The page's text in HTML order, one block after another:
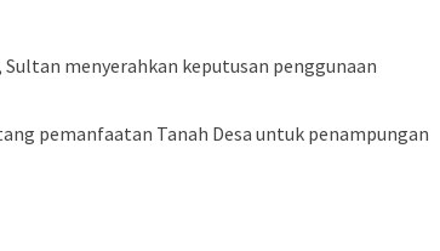
menyerahkan keputusan penggunaan
pemanfaatan Tanah Desa untuk penampungan